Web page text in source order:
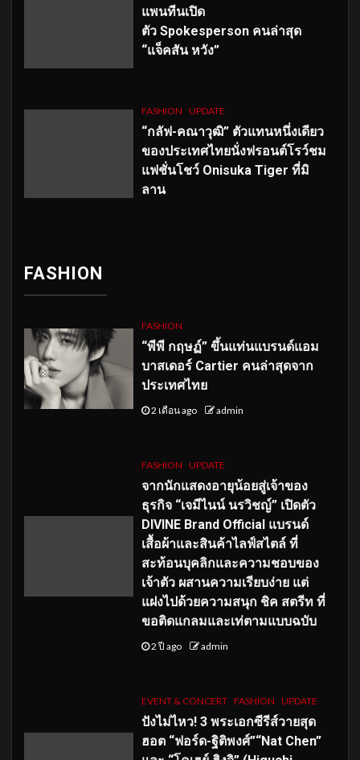
แพนทีนเปิด
ตัว Spokesperson คนล่าสุด
“แจ็คสัน หวัง”
FASHION UPDATE
“กลัฟ-คณาวุฒิ” ตัวแทนหนึ่งเดียว
ของประเทศไทยนั่งฟรอนต์โรว์ชม
แฟชั่นโชว์ Onisuka Tiger ที่มิ
ลาน
FASHION
FASHION
“พีพี กฤษฏ์” ขึ้นแท่นแบรนด์แอม
บาสเดอร์ Cartier คนล่าสุดจาก
ประเทศไทย
2 เดือน ago admin
FASHION UPDATE
จากนักแสดงอายุน้อยสู่เจ้าของ
ธุรกิจ “เจมีไนน์ นรวิชญ์” เปิดตัว
DIVINE Brand Official แบรนด์
เสื้อผ้าและสินค้าไลฟ์สไตล์ ที่
สะท้อนบุคลิกและความชอบของ
เจ้าตัว ผสานความเรียบง่าย แต่
แฝงไปด้วยความสนุก ชิค สตรีท ที่
ขอติดแกลมและเท่ตามแบบฉบับ
2 ปี ago admin
EVENT & CONCERT FASHION UPDATE
ปังไม่ไหว! 3 พระเอกซีรีส์วายสุด
ฮอต “ฟอร์ด-ฐิติพงศ์”“Nat Chen”